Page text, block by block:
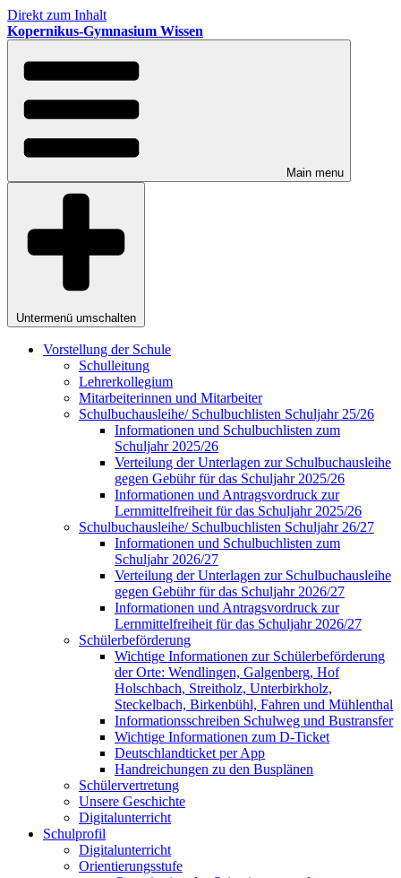
Direkt zum Inhalt
Kopernikus-Gymnasium Wissen
Main menu
Untermenü umschalten
Vorstellung der Schule
Schulleitung
Lehrerkollegium
Mitarbeiterinnen und Mitarbeiter
Schulbuchausleihe/ Schulbuchlisten Schuljahr 25/26
Informationen und Schulbuchlisten zum
Schuljahr 2025/26
Verteilung der Unterlagen zur Schulbuchausleihe
gegen Gebühr für das Schuljahr 2025/26
Informationen und Antragsvordruck zur
Lernmittelfreiheit für das Schuljahr 2025/26
Schulbuchausleihe/ Schulbuchlisten Schuljahr 26/27
Informationen und Schulbuchlisten zum
Schuljahr 2026/27
Verteilung der Unterlagen zur Schulbuchausleihe
gegen Gebühr für das Schuljahr 2026/27
Informationen und Antragsvordruck zur
Lernmittelfreiheit für das Schuljahr 2026/27
Schülerbeförderung
Wichtige Informationen zur Schülerbeförderung
der Orte: Wendlingen, Galgenberg, Hof
Holschbach, Streitholz, Unterbirkholz,
Steckelbach, Birkenbühl, Fahren und Mühlenthal
Informationsschreiben Schulweg und Bustransfer
Wichtige Informationen zum D-Ticket
Deutschlandticket per App
Handreichungen zu den Busplänen
Schülervertretung
Unsere Geschichte
Digitalunterricht
Schulprofil
Digitalunterricht
Orientierungsstufe